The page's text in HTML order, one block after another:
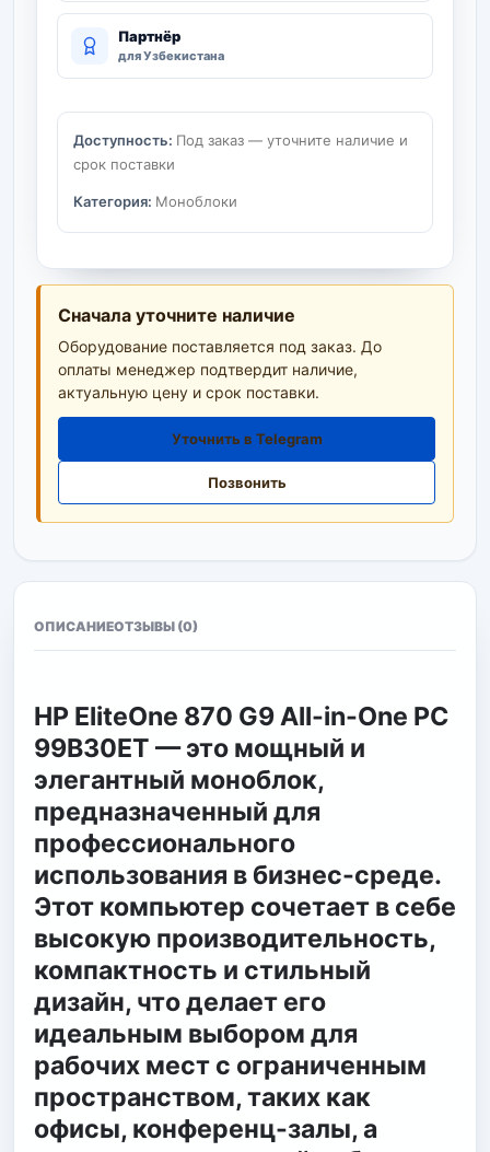
Партнёр
для Узбекистана
Доступность: Под заказ — уточните наличие и
срок поставки
Категория: Моноблоки
Сначала уточните наличие
Оборудование поставляется под заказ. До
оплаты менеджер подтвердит наличие,
актуальную цену и срок поставки.
Уточнить в Telegram
Позвонить
ОПИСАНИЕОТЗЫВЫ (0)
HP EliteOne 870 G9 All-in-One PC
99B30ET — это мощный и
элегантный моноблок,
предназначенный для
профессионального
использования в бизнес-среде.
Этот компьютер сочетает в себе
высокую производительность,
компактность и стильный
дизайн, что делает его
идеальным выбором для
рабочих мест с ограниченным
пространством, таких как
офисы, конференц-залы, а